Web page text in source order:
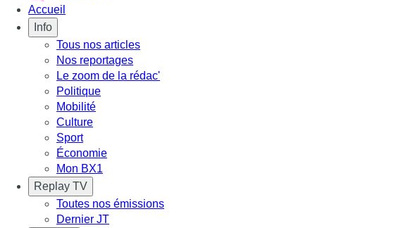
Accueil
Info
Tous nos articles
Nos reportages
Le zoom de la rédac'
Politique
Mobilité
Culture
Sport
Économie
Mon BX1
Replay TV
Toutes nos émissions
Dernier JT